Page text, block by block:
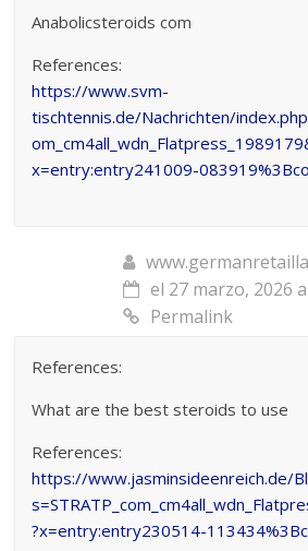
Anabolicsteroids com
References:
https://www.svm-
tischtennis.de/Nachrichten/
x=entry:entry241009-
el 27 marzo, 2026
Permalink
References:
What are the best steroids to use
References:
https://www.jasminsideenreich.de/
?x=entry:entry230514-